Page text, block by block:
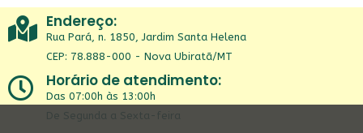
Endereço:
Rua Pará, n. 1850, Jardim Santa Helena
CEP: 78.888-000 - Nova Ubiratã/MT
Horário de atendimento:
Das 07:00h às 13:00h
De Segunda a Sexta-feira